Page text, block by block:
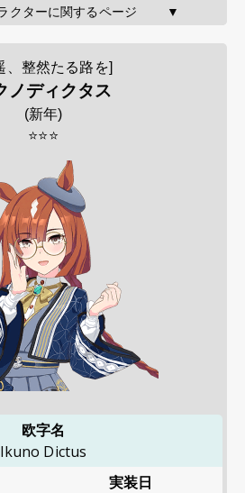
クターに関するページ        ▼
、整然たる路を]
ノディクタス
(新年)
⭐⭐⭐
欧字名
Ikuno Dictus
実装日